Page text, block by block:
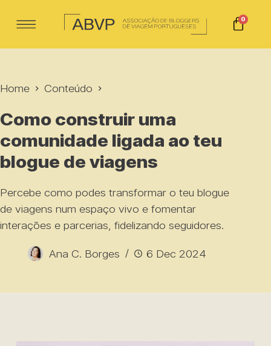
0
Home Conteúdo
Como construir uma
comunidade ligada ao teu
blogue de viagens
Percebe como podes transformar o teu blogue
de viagens num espaço vivo e fomentar
interações e parcerias, fidelizando seguidores.
Ana C. Borges 6 Dec 2024